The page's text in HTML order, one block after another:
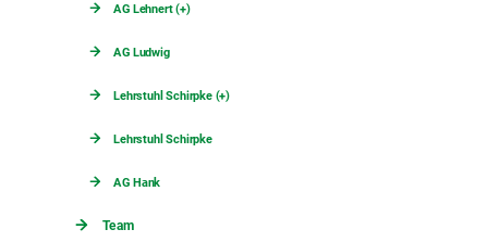
AG Lehnert (+)
AG Ludwig
Lehrstuhl Schirpke (+)
Lehrstuhl Schirpke
AG Hank
Team